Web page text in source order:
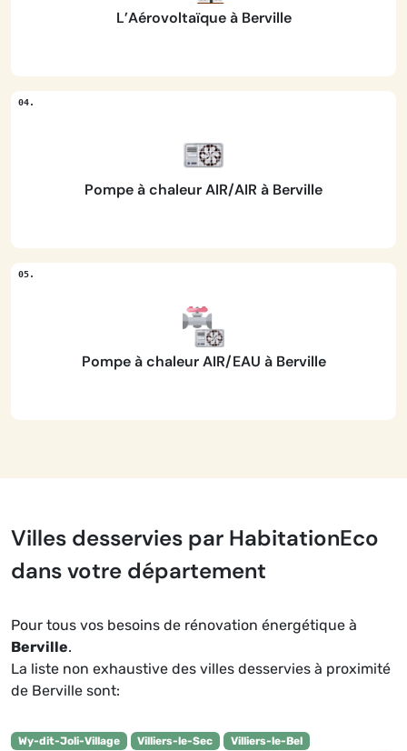
L’Aérovoltaïque à Berville
Pompe à chaleur AIR/AIR à Berville
Pompe à chaleur AIR/EAU à Berville
Villes desservies par HabitationEco
dans votre département
Pour tous vos besoins de rénovation énergétique à
Berville.
La liste non exhaustive des villes desservies à proximité
de Berville sont:
Wy-dit-Joli-Village Villiers-le-Sec
Villiers-le-Bel